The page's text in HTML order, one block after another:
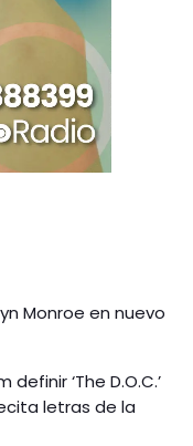
Monroe en nuevo
‘The D.O.C.’
letras de la